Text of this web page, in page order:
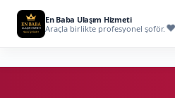
En Baba Ulaşım Hizmeti
Araçla birlikte profesyonel şoför.